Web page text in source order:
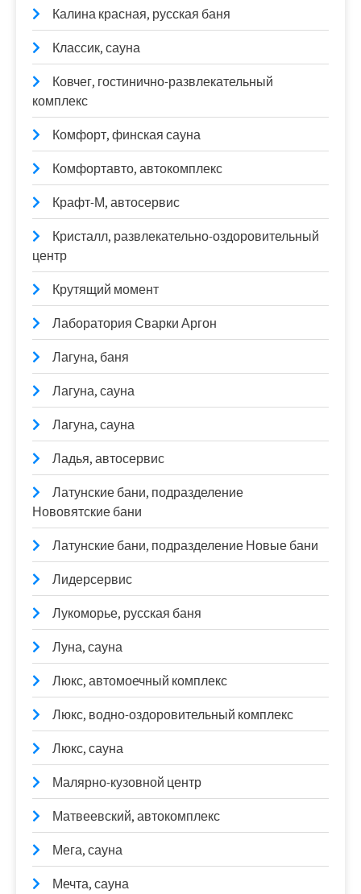
Калина красная, русская баня
Классик, сауна
Ковчег, гостинично-развлекательный
комплекс
Комфорт, финская сауна
Комфортавто, автокомплекс
Крафт-М, автосервис
Кристалл, развлекательно-оздоровительный
центр
Крутящий момент
Лаборатория Сварки Аргон
Лагуна, баня
Лагуна, сауна
Лагуна, сауна
Ладья, автосервис
Латунские бани, подразделение
Нововятские бани
Латунские бани, подразделение Новые бани
Лидерсервис
Лукоморье, русская баня
Луна, сауна
Люкс, автомоечный комплекс
Люкс, водно-оздоровительный комплекс
Люкс, сауна
Малярно-кузовной центр
Матвеевский, автокомплекс
Мега, сауна
Мечта, сауна